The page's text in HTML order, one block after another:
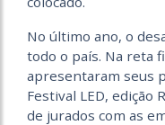
No último ano, o
todo o país. Na reta
apresentaram seus
Festival LED, edição
de jurados com as